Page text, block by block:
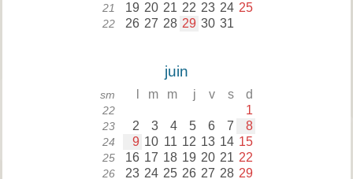
21 19 20 21 22 23 24 25
22 26 27 28 29 30 31
juin
sm m m j v s d
22 1
23 2 3 4 5 6 7 8
24 9 10 11 12 13 14 15
25 16 17 18 19 20 21 22
26 23 24 25 26 27 28 29